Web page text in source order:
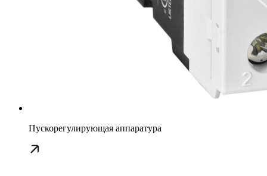
Пускорегулирующая аппаратура